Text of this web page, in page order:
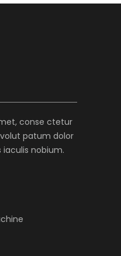
conse ctetur
patum dolor
nobium.